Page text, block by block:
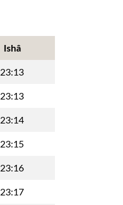
Ishâ
23:13
23:13
23:14
23:15
23:16
23:17